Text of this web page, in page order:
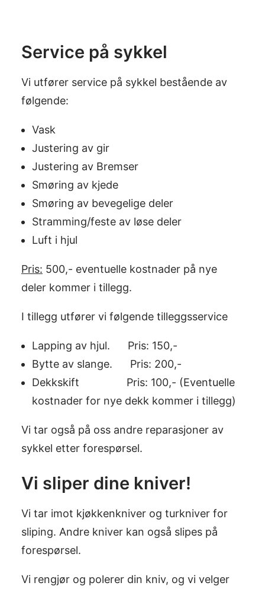
Service på sykkel
Vi utfører service på sykkel bestående av
følgende:
Vask
Justering av gir
Justering av Bremser
Smøring av kjede
Smøring av bevegelige deler
Stramming/feste av løse deler
Luft i hjul
Pris: 500,- eventuelle kostnader på nye
deler kommer i tillegg.
I tillegg utfører vi følgende tilleggsservice
Lapping av hjul. Pris: 150,-
Bytte av slange. Pris: 200,-
Dekkskift Pris: 100,- (Eventuelle
kostnader for nye dekk kommer i tillegg)
Vi tar også på oss andre reparasjoner av
sykkel etter forespørsel.
Vi sliper dine kniver!
Vi tar imot kjøkkenkniver og turkniver for
sliping. Andre kniver kan også slipes på
forespørsel.
Vi rengjør og polerer din kniv, og vi velger